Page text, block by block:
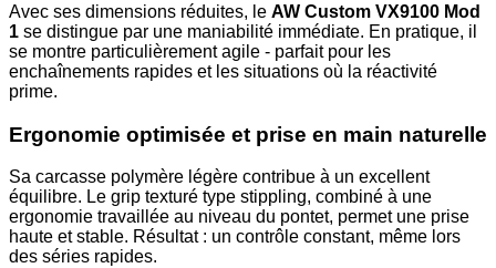
Avec ses dimensions réduites, le AW Custom VX9100 Mod
1 se distingue par une maniabilité immédiate. En pratique, il
se montre particulièrement agile - parfait pour les
enchaînements rapides et les situations où la réactivité
prime.
Ergonomie optimisée et prise en main naturelle
Sa carcasse polymère légère contribue à un excellent
équilibre. Le grip texturé type stippling, combiné à une
ergonomie travaillée au niveau du pontet, permet une prise
haute et stable. Résultat : un contrôle constant, même lors
des séries rapides.